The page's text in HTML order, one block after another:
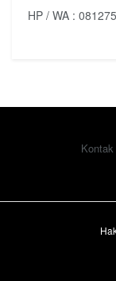
HP / WA :
Kontak